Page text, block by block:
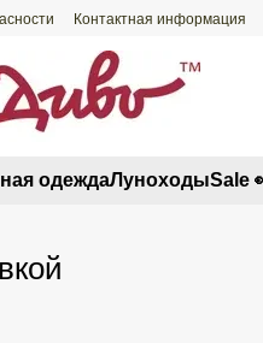
Контактная информация
одеждаЛуноходыSale